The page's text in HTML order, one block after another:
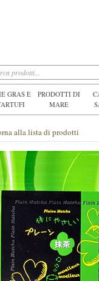
GRAS E
PRODOTTI DI
MARE
alla lista di prodotti